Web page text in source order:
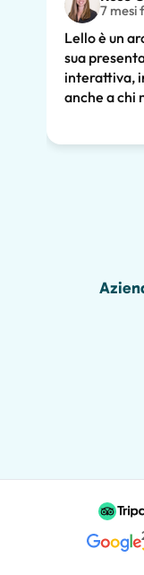
7 mesi
Lello è un
sua
interattiva,
anche a chi
pregresse.